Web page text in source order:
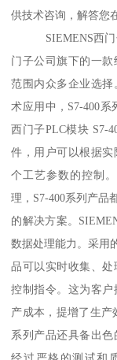
供技术咨询，解答您
SIEMENS西门子
门子公司旗下的一
范围内众多企业选
术应用中，S7-400
西门子PLC模块 S7-
件，用户可以根据
个工艺参数的控制
理，S7-400系列产品
的解决方案。
数据处理能力。采用
品可以实时收集、
控制指令。这为客
产成本，提增了生产
系列产品还具备出色